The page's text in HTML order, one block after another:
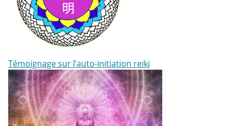
Témoignage sur l’auto-initiation reiki